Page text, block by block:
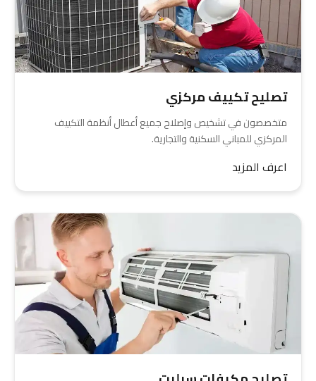
تصليح تكييف مركزي
متخصصون في تشخيص وإصلاح جميع أعطال أنظمة التكييف
المركزي للمباني السكنية والتجارية.
اعرف المزيد